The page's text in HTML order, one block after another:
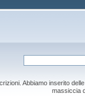
Abbiamo inserito
massiccia